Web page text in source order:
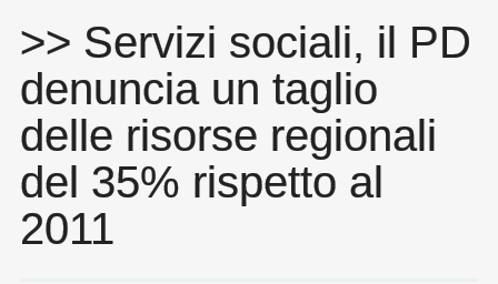
>> Servizi sociali, il PD
denuncia un taglio
delle risorse regionali
del 35% rispetto al
2011